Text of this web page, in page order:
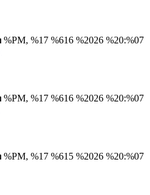
%PM, %17 %616 %2026 %20:%07
%PM, %17 %616 %2026 %20:%07
%PM, %17 %615 %2026 %20:%07